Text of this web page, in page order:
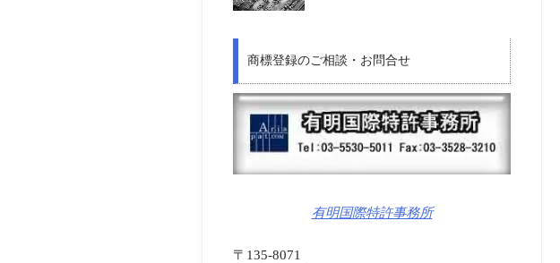
商標登録のご相談・お問合せ
有明国際特許事務所
〒135-8071